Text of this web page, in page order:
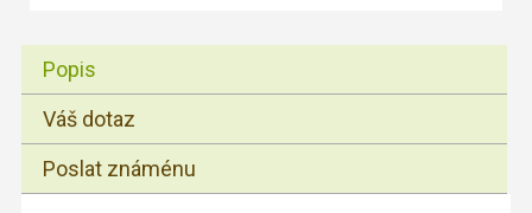
Popis
Váš dotaz
Poslat známénu